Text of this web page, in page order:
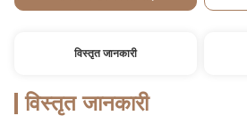
विस्तृत जानकारी
विस्तृत जानकारी